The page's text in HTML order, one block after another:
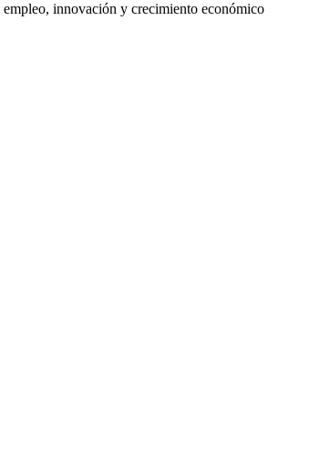
innovación y crecimiento económico